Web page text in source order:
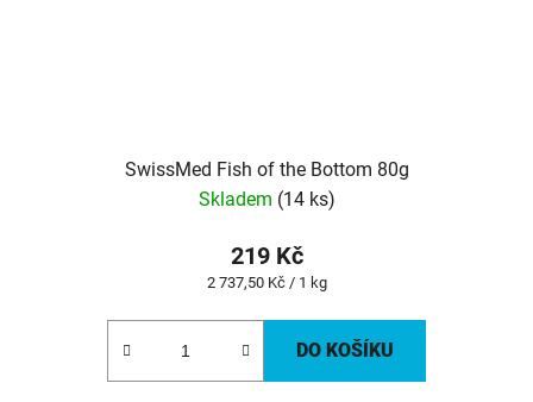
SwissMed Fish of the Bottom 80g
Skladem (14 ks)
219 Kč
Měrná
2 737,50 Kč / 1 kg
DO KOŠÍKU